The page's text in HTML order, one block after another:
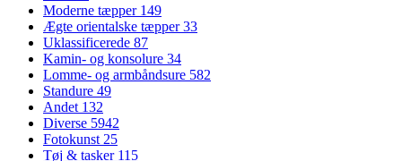
Moderne tæpper 149
Ægte orientalske tæpper33
Uklassificerede 87
Kamin- og konsolure 34
Lomme- og armbåndsure 582
Standure 49
Andet 132
Diverse 5942
Fotokunst 25
Tøj & tasker 115